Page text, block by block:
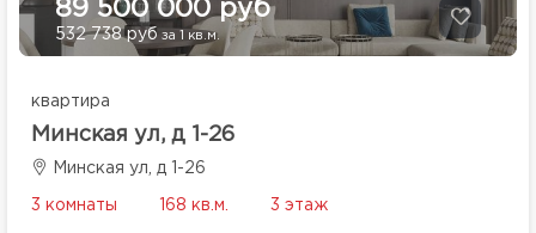
89 500 000 руб
532 738 руб за 1 кв.м.
квартира
Минская ул, д 1-26
Минская ул, д 1-26
3 комнаты 168 кв.м. 3 этаж